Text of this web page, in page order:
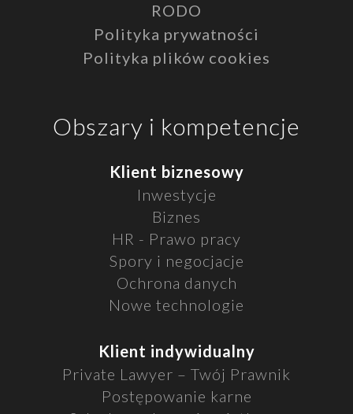
RODO
Polityka prywatności
Polityka plików cookies
Obszary i kompetencje
Klient biznesowy
Inwestycje
Biznes
HR - Prawo pracy
Spory i negocjacje
Ochrona danych
Nowe technologie
Klient indywidualny
Private Lawyer – Twój Prawnik
Postępowanie karne